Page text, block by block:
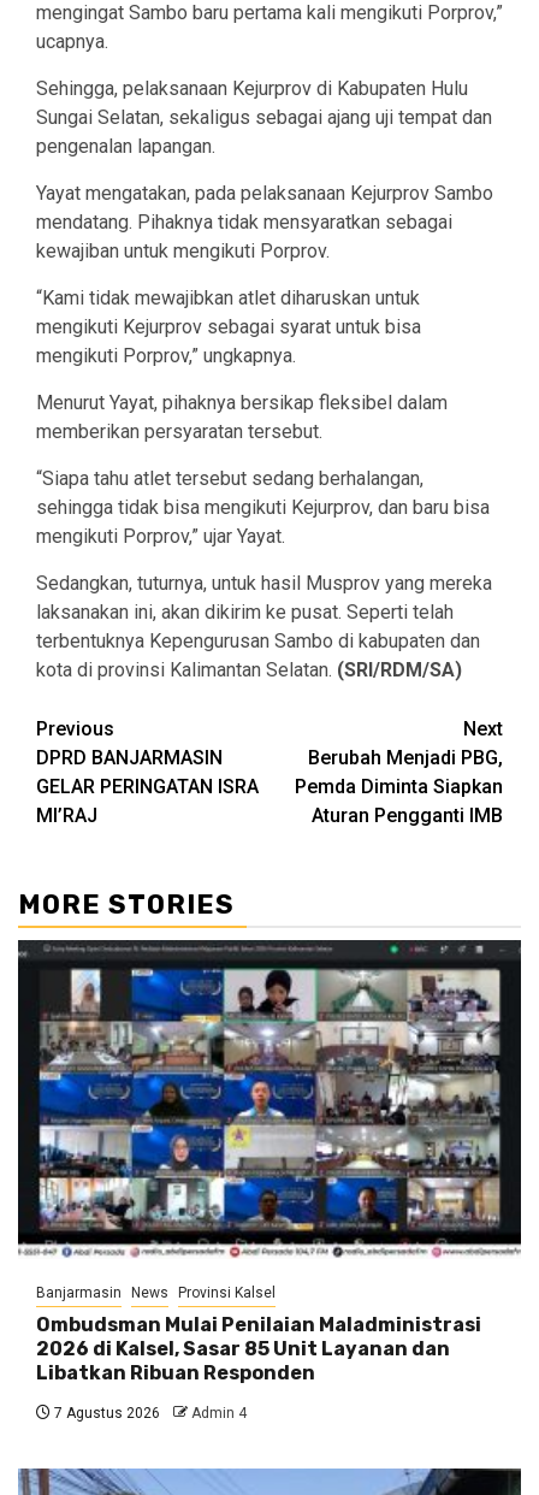
mengingat Sambo baru pertama kali mengikuti Porprov,”
ucapnya.
Sehingga, pelaksanaan Kejurprov di Kabupaten Hulu
Sungai Selatan, sekaligus sebagai ajang uji tempat dan
pengenalan lapangan.
Yayat mengatakan, pada pelaksanaan Kejurprov Sambo
mendatang. Pihaknya tidak mensyaratkan sebagai
kewajiban untuk mengikuti Porprov.
“Kami tidak mewajibkan atlet diharuskan untuk
mengikuti Kejurprov sebagai syarat untuk bisa
mengikuti Porprov,” ungkapnya.
Menurut Yayat, pihaknya bersikap fleksibel dalam
memberikan persyaratan tersebut.
“Siapa tahu atlet tersebut sedang berhalangan,
sehingga tidak bisa mengikuti Kejurprov, dan baru bisa
mengikuti Porprov,” ujar Yayat.
Sedangkan, tuturnya, untuk hasil Musprov yang mereka
laksanakan ini, akan dikirim ke pusat. Seperti telah
terbentuknya Kepengurusan Sambo di kabupaten dan
kota di provinsi Kalimantan Selatan. (SRI/RDM/SA)
Continue
Reading
Previous
DPRD BANJARMASIN
GELAR PERINGATAN ISRA
MI’RAJ
Next
Berubah Menjadi PBG,
Pemda Diminta Siapkan
Aturan Pengganti IMB
MORE STORIES
Banjarmasin News Provinsi Kalsel
Ombudsman Mulai Penilaian Maladministrasi
2026 di Kalsel, Sasar 85 Unit Layanan dan
Libatkan Ribuan Responden
7 Agustus 2026 Admin 4